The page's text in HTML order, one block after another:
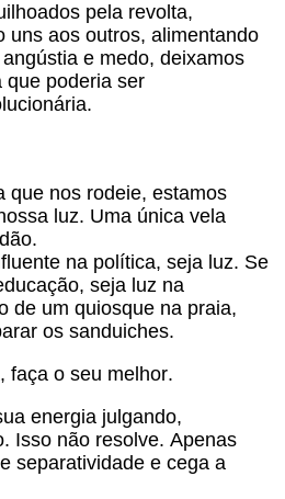
pela revolta,
uns aos outros, alimentando
e medo, deixamos
que poderia ser
que nos rodeie, estamos
luz. Uma única vela
na política, seja luz. Se
seja luz na
de um quiosque na praia,
os sanduiches.
faça o seu melhor.
energia julgando,
Isso não resolve. Apenas
separatividade e cega a